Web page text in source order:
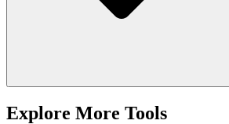
Explore More Tools